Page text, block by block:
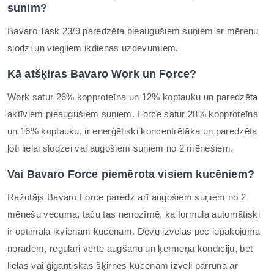
sunim?
Bavaro Task 23/9 paredzēta pieaugušiem suņiem ar mērenu
slodzi un viegliem ikdienas uzdevumiem.
Kā atšķiras Bavaro Work un Force?
Work satur 26% kopproteīna un 12% koptauku un paredzēta
aktīviem pieaugušiem suņiem. Force satur 28% kopproteīna
un 16% koptauku, ir enerģētiski koncentrētāka un paredzēta
ļoti lielai slodzei vai augošiem suņiem no 2 mēnešiem.
Vai Bavaro Force piemērota visiem kucēniem?
Ražotājs Bavaro Force paredz arī augošiem suņiem no 2
mēnešu vecuma, taču tas nenozīmē, ka formula automātiski
ir optimāla ikvienam kucēnam. Devu izvēlas pēc iepakojuma
norādēm, regulāri vērtē augšanu un ķermeņa kondīciju, bet
lielas vai gigantiskas šķirnes kucēnam izvēli pārrunā ar